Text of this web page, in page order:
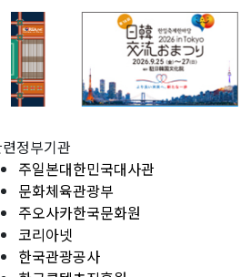
정부기관
주일본대한민국대사관
문화체육관광부
주오사카한국문화원
코리아넷
한국관광공사